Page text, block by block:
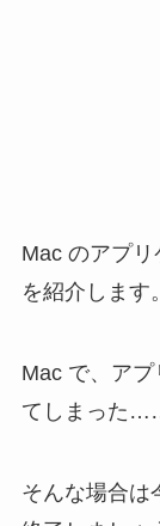
Mac のアプ
を紹介します。
Mac で、ア
てしまった
そんな場合は